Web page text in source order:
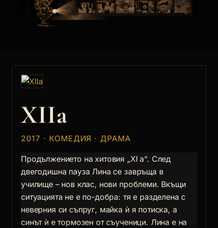
XIIa
2017 · КОМЕДИЯ · ДРАМА
Продължението на хитовия „XI а“. След
двегодишна пауза Лина се завръща в
училище – нов клас, нови проблеми. Вкъщи
ситуацията не е по-добра: тя е разделена с
неверния си съпруг, майка ѝ я потиска, а
синът ѝ е тормозен от съученици. Лина е на